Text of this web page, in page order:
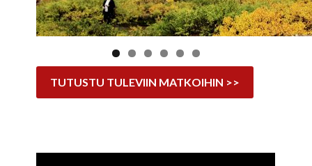
TUTUSTU TULEVIIN MATKOIHIN >>